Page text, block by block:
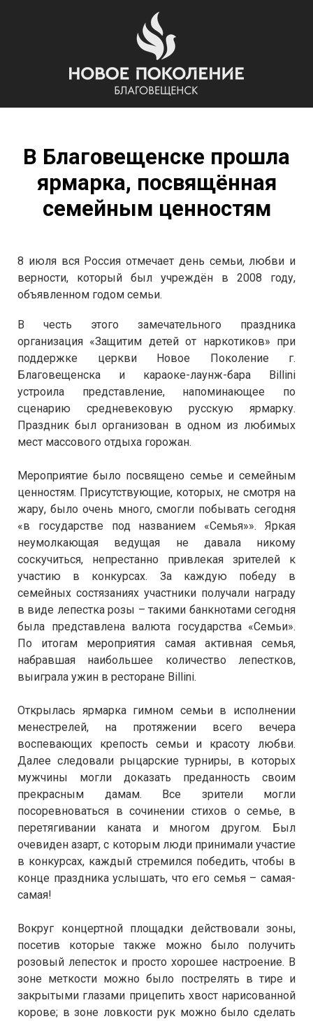
В Благовещенске прошла
ярмарка, посвящённая
семейным ценностям
8 июля вся Россия отмечает день семьи, любви и
верности, который был учреждён в 2008 году,
объявленном годом семьи.
В честь этого замечательного праздника
организация «Защитим детей от наркотиков» при
поддержке церкви Новое Поколение г.
Благовещенска и караоке-лаунж-бара Billini
устроила представление, напоминающее по
сценарию средневековую русскую ярмарку.
Праздник был организован в одном из любимых
мест массового отдыха горожан.
Мероприятие было посвящено семье и семейным
ценностям. Присутствующие, которых, не смотря на
жару, было очень много, смогли побывать сегодня
«в государстве под названием «Семья»». Яркая
неумолкающая ведущая не давала никому
соскучиться, непрестанно привлекая зрителей к
участию в конкурсах. За каждую победу в
семейных состязаниях участники получали награду
в виде лепестка розы – такими банкнотами сегодня
была представлена валюта государства «Семьи».
По итогам мероприятия самая активная семья,
набравшая наибольшее количество лепестков,
выиграла ужин в ресторане Billini.
Открылась ярмарка гимном семьи в исполнении
менестрелей, на протяжении всего вечера
воспевающих крепость семьи и красоту любви.
Далее следовали рыцарские турниры, в которых
мужчины могли доказать преданность своим
прекрасным дамам. Все зрители могли
посоревноваться в сочинении стихов о семье, в
перетягивании каната и многом другом. Был
очевиден азарт, с которым люди принимали участие
в конкурсах, каждый стремился победить, чтобы в
конце праздника услышать, что его семья – самая-
самая!
Вокруг концертной площадки действовали зоны,
посетив которые также можно было получить
розовый лепесток и просто хорошее настроение. В
зоне меткости можно было пострелять в тире и
закрытыми глазами прицепить хвост нарисованной
корове; в зоне ловкости рук можно было сделать